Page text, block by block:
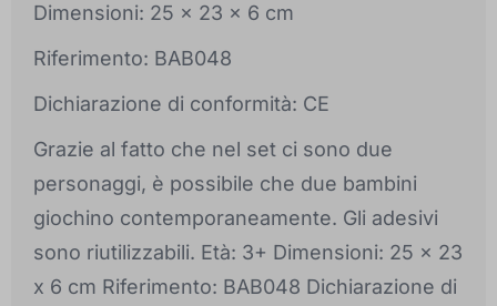
Dimensioni: 25 x 23 x 6 cm
Riferimento: BAB048
Dichiarazione di conformità: CE
Grazie al fatto che nel set ci sono due
personaggi, è possibile che due bambini
giochino contemporaneamente. Gli adesivi
sono riutilizzabili. Età: 3+ Dimensioni: 25 x 23
x 6 cm Riferimento: BAB048 Dichiarazione di